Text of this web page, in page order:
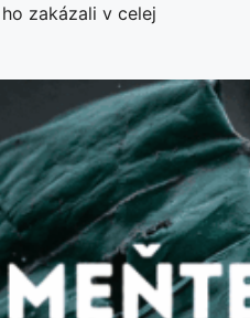
zakázali v celej